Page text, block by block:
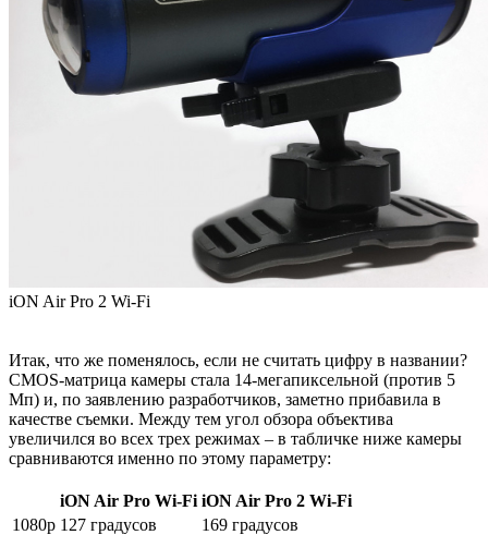
iON Air Pro 2 Wi-Fi
Итак, что же поменялось, если не считать цифру в названии?
CMOS-матрица камеры стала 14-мегапиксельной (против 5
Мп) и, по заявлению разработчиков, заметно прибавила в
качестве съемки. Между тем угол обзора объектива
увеличился во всех трех режимах – в табличке ниже камеры
сравниваются именно по этому параметру:
iON Air Pro Wi-Fi iON Air Pro 2 Wi-Fi
1080p 127 градусов
169 градусов